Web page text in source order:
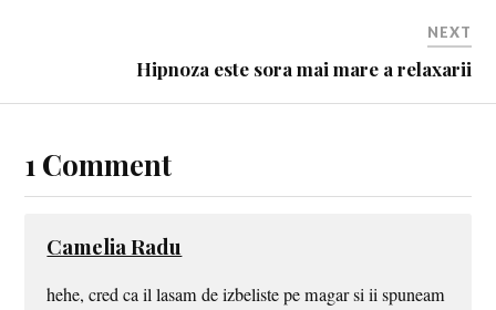
NEXT
Hipnoza este sora mai mare a relaxarii
1 Comment
Camelia Radu
hehe, cred ca il lasam de izbeliste pe magar si ii spuneam